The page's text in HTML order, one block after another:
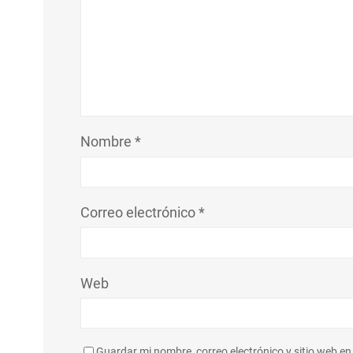
Nombre*
Correo electrónico*
Web